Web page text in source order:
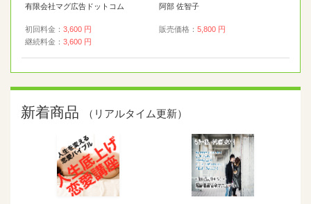
有限会社マグ広告ドットコム
初回料金： 3,600 円
継続料金： 3,600 円
阿部 佐智子
販売価格： 5,800 円
新着商品 （リアルタイム更新）